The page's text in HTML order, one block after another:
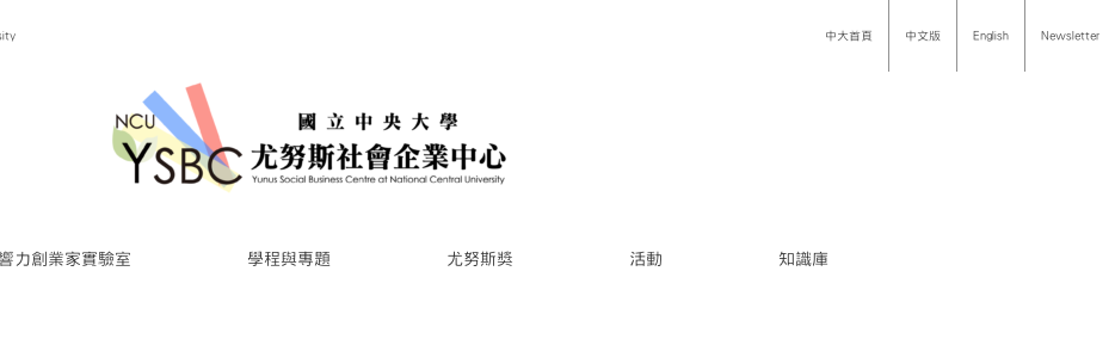
中大首頁 中文版 English Newsletter
力創業家實驗室 學程與專題 尤努斯獎 活動 知識庫